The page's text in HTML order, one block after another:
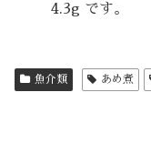
4.3g です。
魚介類 あめ煮